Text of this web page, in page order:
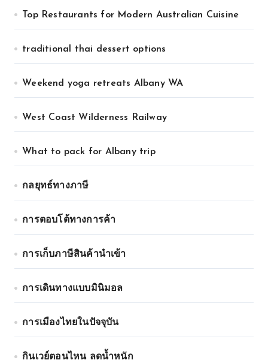
Top Restaurants for Modern Australian Cuisine
traditional thai dessert options
Weekend yoga retreats Albany WA
West Coast Wilderness Railway
What to pack for Albany trip
กลยุทธ์ทางภาษี
การตอบโต้ทางการค้า
การเก็บภาษีสินค้านำเข้า
การเดินทางแบบมินิมอล
การเมืองไทยในปัจจุบัน
กินเวย์ตอนไหน ลดน้ำหนัก